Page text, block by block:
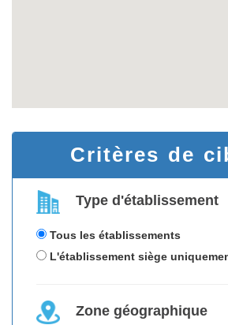
Critères de
Type d'établissement
Tous les établissements
L'établissement siège
Zone géographique